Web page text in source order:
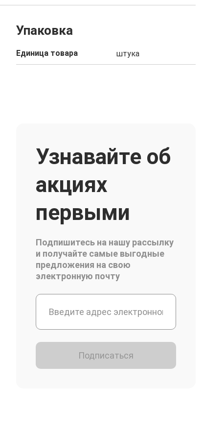
Упаковка
Единица товара штука
Узнавайте об
акциях
первыми
Подпишитесь на нашу рассылку
и получайте самые выгодные
предложения на свою
электронную почту
Подписаться